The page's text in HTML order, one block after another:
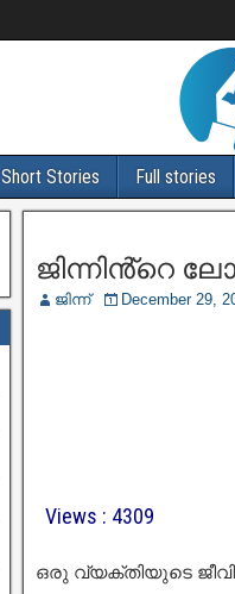
Short Stories Full stories
ജിന്നിൻ്റെ
ജിന്ന് December 29,
Views : 4309
ഒരു വ്യക്തിയുടെ